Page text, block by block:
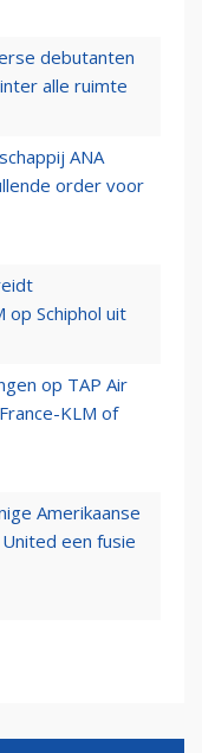
debutanten
alle ruimte
ANA
order voor
op Schiphol uit
op TAP Air
KLM of
Amerikaanse
een fusie